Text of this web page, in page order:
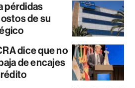
pérdidas
de su
dice que no
de encajes